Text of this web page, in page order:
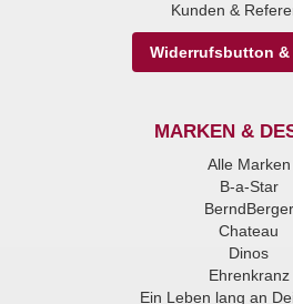
Kunden &
Widerrufsbutton
MARKEN &
Alle Marken
B-a-Star
BerndBerger
Chateau
Dinos
Ehrenkranz
Ein Leben lang an